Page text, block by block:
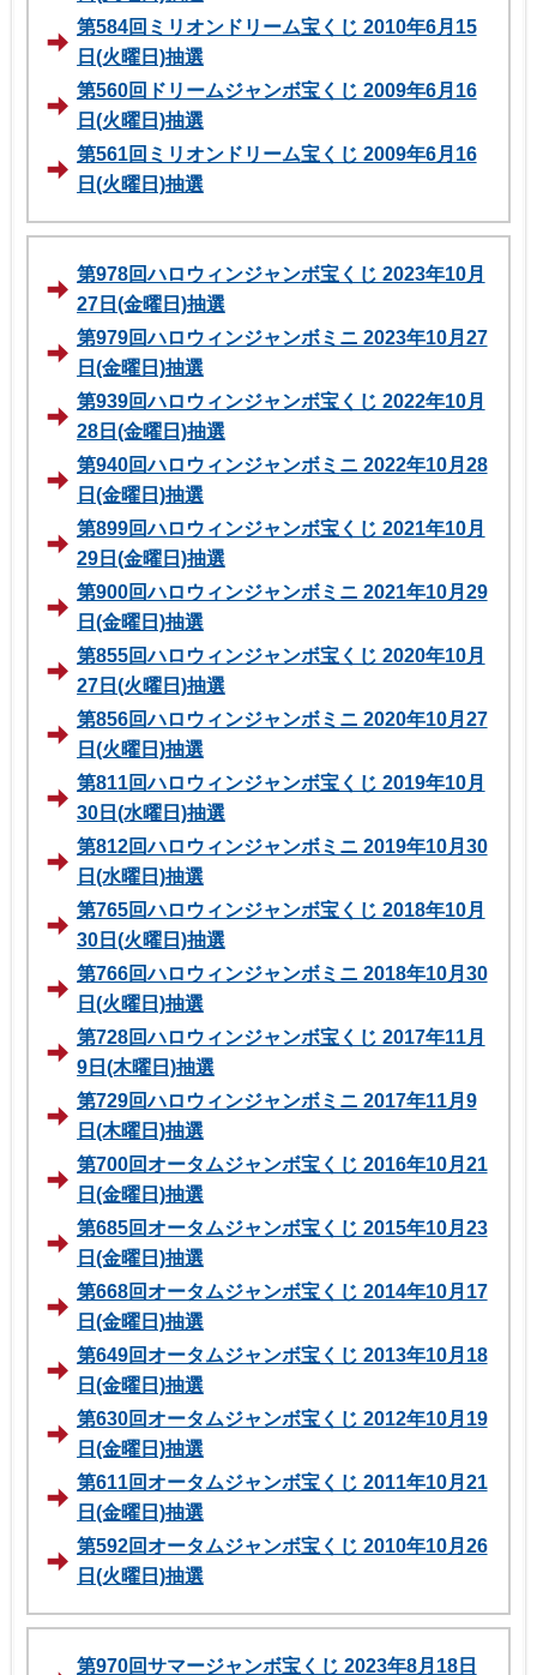
第584回ミリオンドリーム宝くじ 2010年6月15
日(火曜日)抽選
第560回ドリームジャンボ宝くじ 2009年6月16
日(火曜日)抽選
第561回ミリオンドリーム宝くじ 2009年6月16
日(火曜日)抽選
第978回ハロウィンジャンボ宝くじ 2023年10月
27日(金曜日)抽選
第979回ハロウィンジャンボミニ 2023年10月27
日(金曜日)抽選
第939回ハロウィンジャンボ宝くじ 2022年10月
28日(金曜日)抽選
第940回ハロウィンジャンボミニ 2022年10月28
日(金曜日)抽選
第899回ハロウィンジャンボ宝くじ 2021年10月
29日(金曜日)抽選
第900回ハロウィンジャンボミニ 2021年10月29
日(金曜日)抽選
第855回ハロウィンジャンボ宝くじ 2020年10月
27日(火曜日)抽選
第856回ハロウィンジャンボミニ 2020年10月27
日(火曜日)抽選
第811回ハロウィンジャンボ宝くじ 2019年10月
30日(水曜日)抽選
第812回ハロウィンジャンボミニ 2019年10月30
日(水曜日)抽選
第765回ハロウィンジャンボ宝くじ 2018年10月
30日(火曜日)抽選
第766回ハロウィンジャンボミニ 2018年10月30
日(火曜日)抽選
第728回ハロウィンジャンボ宝くじ 2017年11月
9日(木曜日)抽選
第729回ハロウィンジャンボミニ 2017年11月9
日(木曜日)抽選
第700回オータムジャンボ宝くじ 2016年10月21
日(金曜日)抽選
第685回オータムジャンボ宝くじ 2015年10月23
日(金曜日)抽選
第668回オータムジャンボ宝くじ 2014年10月17
日(金曜日)抽選
第649回オータムジャンボ宝くじ 2013年10月18
日(金曜日)抽選
第630回オータムジャンボ宝くじ 2012年10月19
日(金曜日)抽選
第611回オータムジャンボ宝くじ 2011年10月21
日(金曜日)抽選
第592回オータムジャンボ宝くじ 2010年10月26
日(火曜日)抽選
第970回サマージャンボ宝くじ 2023年8月18日